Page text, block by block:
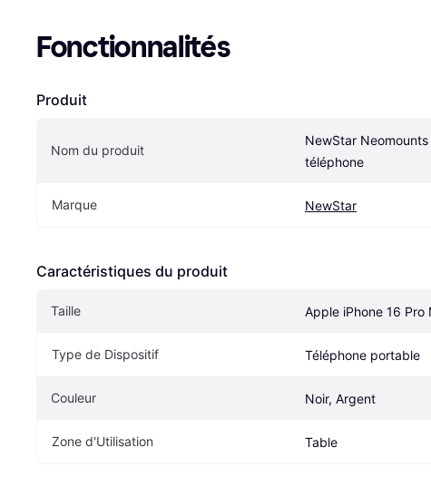
Fonctionnalités
Produit
Nom du produit
NewStar
téléphone
Marque NewStar
Caractéristiques du produit
Taille Apple iPhone 16 Pro
Type de Dispositif Téléphone portable
Couleur Noir, Argent
Zone d'Utilisation Table